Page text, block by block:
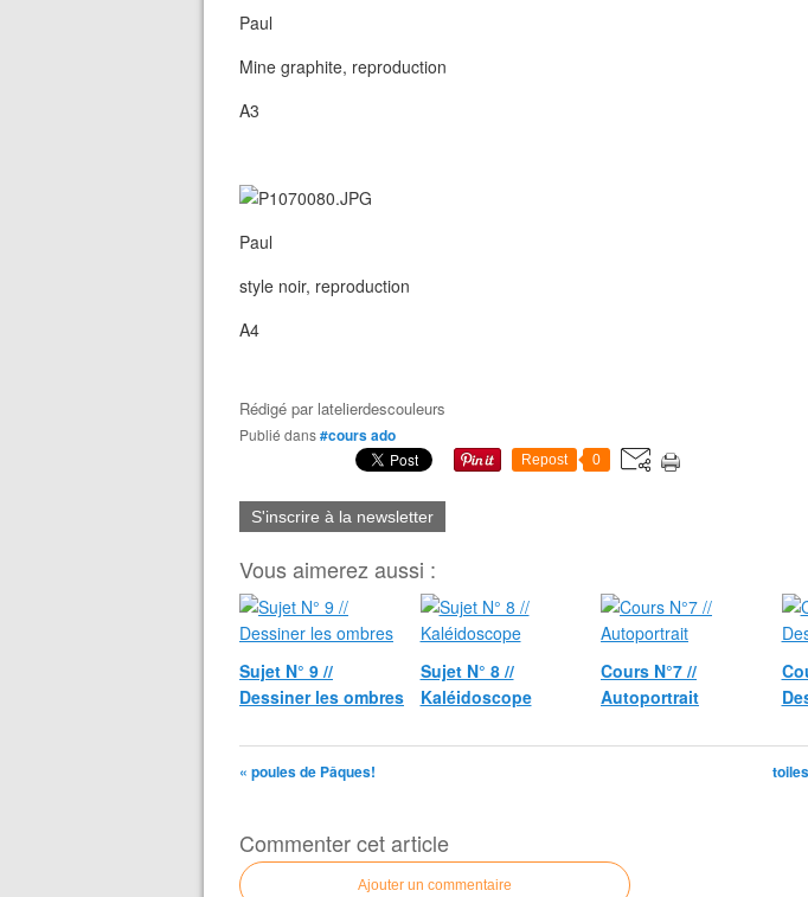
Paul
Mine graphite, reproduction
A3
Paul
style noir, reproduction
A4
Rédigé par latelierdescouleurs
Publié dans#cours ado
Repost 0
S'inscrire à la newsletter
Vous aimerez aussi :
Sujet N° 9 //
Dessiner les ombres
Sujet N° 8 //
Kaléidoscope
Cours N°7 //
Autoportrait
« poules de Pâques!
Commenter cet article
Ajouter un commentaire